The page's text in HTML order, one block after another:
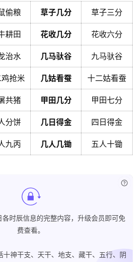
偷粮 草子几分 草子三分
耕田 花收几分 花收六分
治水 几马驮谷 九马驮谷
抢米 几姑看蚕 十二姑看蚕
共猪 甲田几分 甲田七分
分饼 几日得金 四日得金
九丙 几人几锄 五人十锄
时辰信息的完整内容，升级会员即可免
费查看。
十神干支、天干、地支、藏干、五行、阴